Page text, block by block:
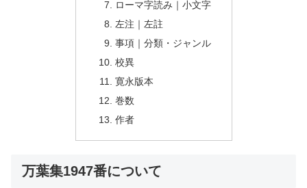
ローマ字読み｜小文字
左注｜左註
事項｜分類・ジャンル
校異
寛永版本
巻数
作者
万葉集1947番について